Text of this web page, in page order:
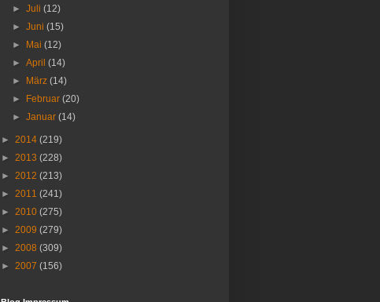
►Juli(12)
►Juni(15)
►
Mai(12)
►April(14)
►
März(14)
►
Februar(20)
►Januar(14)
► 2014 (219)
► 2013 (228)
► 2012 (213)
► 2011 (241)
► 2010 (275)
► 2009 (279)
► 2008 (309)
► 2007 (156)